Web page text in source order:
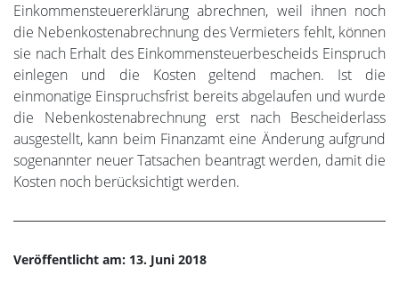
Einkommensteuererklärung abrechnen, weil ihnen noch
die Nebenkostenabrechnung des Vermieters fehlt, können
sie nach Erhalt des Einkommensteuerbescheids Einspruch
einlegen und die Kosten geltend machen. Ist die
einmonatige Einspruchsfrist bereits abgelaufen und wurde
die Nebenkostenabrechnung erst nach Bescheiderlass
ausgestellt, kann beim Finanzamt eine Änderung aufgrund
sogenannter neuer Tatsachen beantragt werden, damit die
Kosten noch berücksichtigt werden.
Veröffentlicht am: 13. Juni 2018